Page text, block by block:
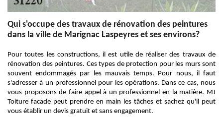
Qui s'occupe des travaux de rénovation des peintures
dans la ville de Marignac Laspeyres et ses environs?
Pour toutes les constructions, il est utile de réaliser des travaux de
rénovation des peintures. Ces types de protection pour les murs sont
souvent endommagés par les mauvais temps. Pour nous, il faut
s'adresser à un professionnel pour les opérations. Dans ce cas, nous
vous proposons de faire appel à un professionnel en la matière. MJ
Toiture facade peut prendre en main les tâches et sachez qu'il peut
vous établir un devis gratuit et sans engagement.